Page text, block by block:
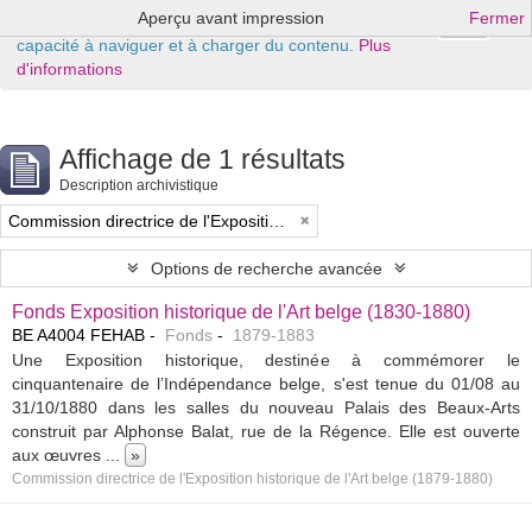
Ok
Ce site Web utilise des cookies pour améliorer votre
capacité à naviguer et à charger du contenu. Plus
d'informations
Aperçu avant impression Fermer
Affichage de 1 résultats
Description archivistique
Options de recherche avancée
Fonds Exposition historique de l'Art belge (1830-1880)
BE A4004 FEHAB Fonds
1879-1883
Une Exposition historique, destinée à commémorer le
cinquantenaire de l’Indépendance belge, s'est tenue du 01/08 au
31/10/1880 dans les salles du nouveau Palais des Beaux-Arts
construit par Alphonse Balat, rue de la Régence. Elle est ouverte
aux œuvres
»
Commission directrice de l'Exposition historique de l'Art belge (1879-1880)